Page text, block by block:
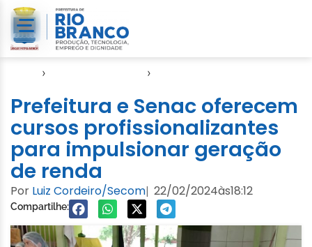
› ›
Prefeitura e Senac oferecem
cursos profissionalizantes
para impulsionar geração
de renda
Por Luiz Cordeiro/Secom| 22/02/2024às18:12
Compartilhe: